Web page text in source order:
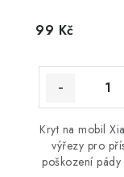
99 Kč
Kryt na mobil
výřezy pro
poškození